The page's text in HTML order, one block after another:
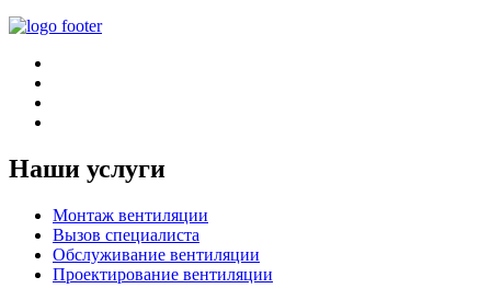
Наши услуги
Монтаж вентиляции
Вызов специалиста
Обслуживание вентиляции
Проектирование вентиляции